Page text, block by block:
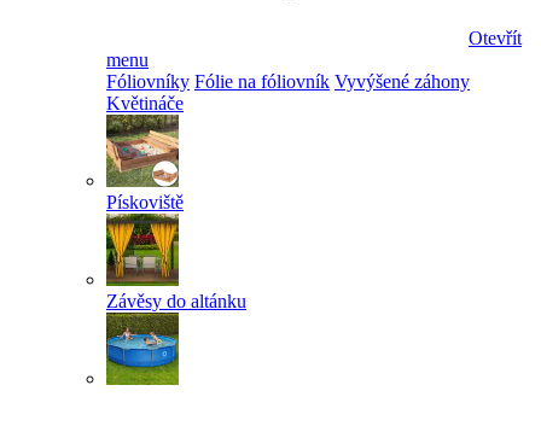
Otevřít
menu
Fóliovníky Fólie na fóliovník Vyvýšené záhony
Květináče
Pískoviště
Závěsy do altánku